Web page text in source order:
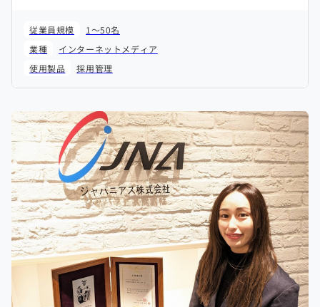
従業員規模
1～50名
業種
インターネットメディア
使用製品
採用管理